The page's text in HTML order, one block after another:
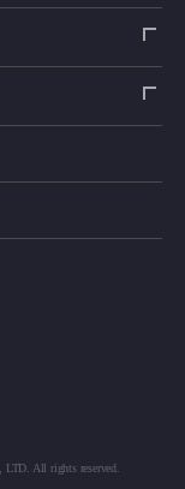
計
べる
All rights reserved.